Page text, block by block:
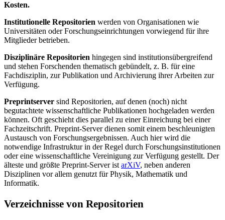
Kosten.
Institutionelle Repositorien werden von Organisationen wie
Universitäten oder Forschungseinrichtungen vorwiegend für ihre
Mitglieder betrieben.
Disziplinäre Repositorien hingegen sind institutionsübergreifend
und stehen Forschenden thematisch gebündelt, z. B. für eine
Fachdisziplin, zur Publikation und Archivierung ihrer Arbeiten zur
Verfügung.
Preprintserver sind Repositorien, auf denen (noch) nicht
begutachtete wissen­schaftliche Publikationen hochgeladen werden
können. Oft geschieht dies parallel zu einer Einreichung bei einer
Fachzeitschrift. Preprint-Server dienen somit einem beschleunigten
Austausch von Forschungsergebnissen. Auch hier wird die
notwendige Infrastruktur in der Regel durch Forschungsinstitutionen
oder eine wissenschaftliche Vereinigung zur Verfügung gestellt. Der
älteste und größte Preprint-Server ist arXiV, neben anderen
Disziplinen vor allem genutzt für Physik, Mathematik und
Informatik.
Verzeichnisse von Repositorien